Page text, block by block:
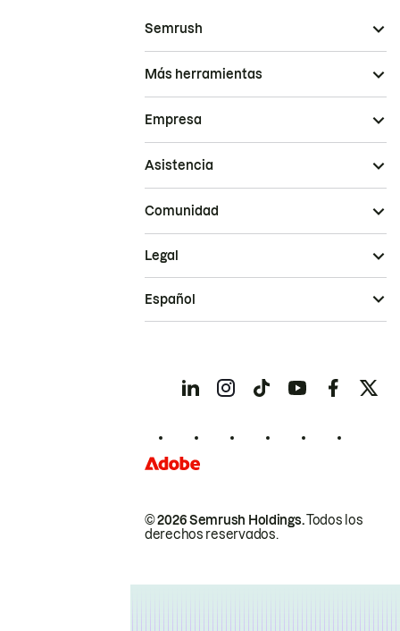
Semrush
Más herramientas
Empresa
Asistencia
Comunidad
© 2026 Semrush Holdings.Todos los
derechos reservados.
Legal
Español